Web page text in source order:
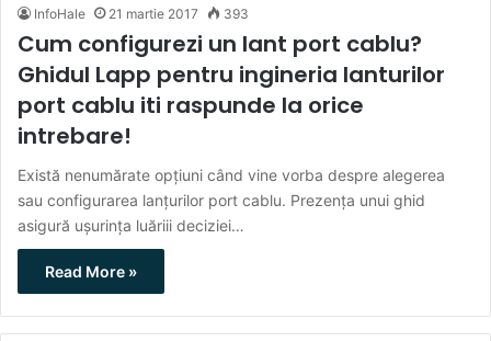
InfoHale 21 martie 2017 393
Cum configurezi un lant port cablu?
Ghidul Lapp pentru ingineria lanturilor
port cablu iti raspunde la orice
intrebare!
Există nenumărate opţiuni când vine vorba despre alegerea
sau configurarea lanţurilor port cablu. Prezenţa unui ghid
asigură uşurinţa luăriii deciziei…
Read More »